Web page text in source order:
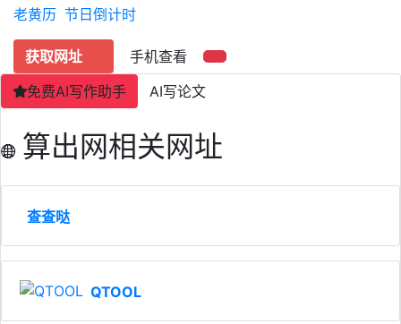
老黄历 节日倒计时
获取网址
手机查看
免费AI写作助手
AI写论文
算出网相关网址
查查哒
QTOOL